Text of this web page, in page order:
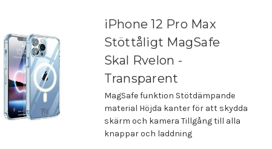
iPhone 12 Pro Max
Stöttåligt MagSafe
Skal Rvelon -
Transparent
MagSafe funktion Stötdämpande
material Höjda kanter för att skydda
skärm och kamera Tillgång till alla
knappar och laddning